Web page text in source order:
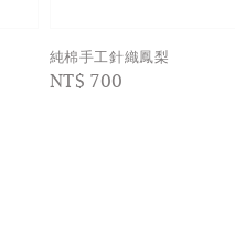
純棉手工針織鳳梨
Regular
NT$ 700